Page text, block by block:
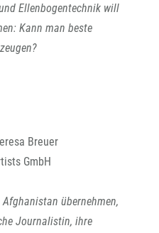
Ellenbogentechnik will
Kann man beste
Breuer
GmbH
übernehmen,
Journalistin, ihre